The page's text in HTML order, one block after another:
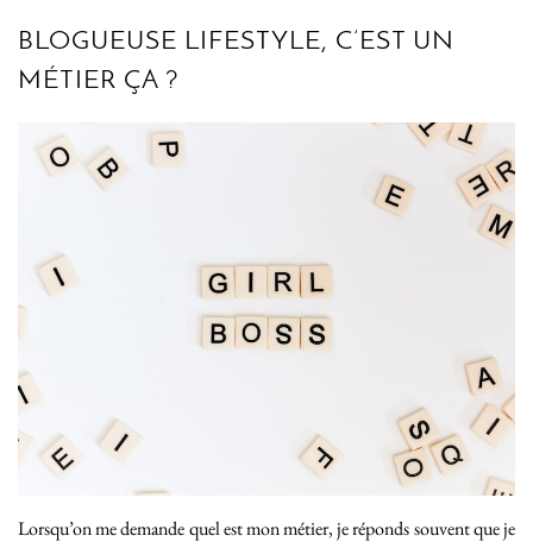
BLOGUEUSE LIFESTYLE, C’EST UN
MÉTIER ÇA ?
Lorsqu’on me demande quel est mon métier, je réponds souvent que je